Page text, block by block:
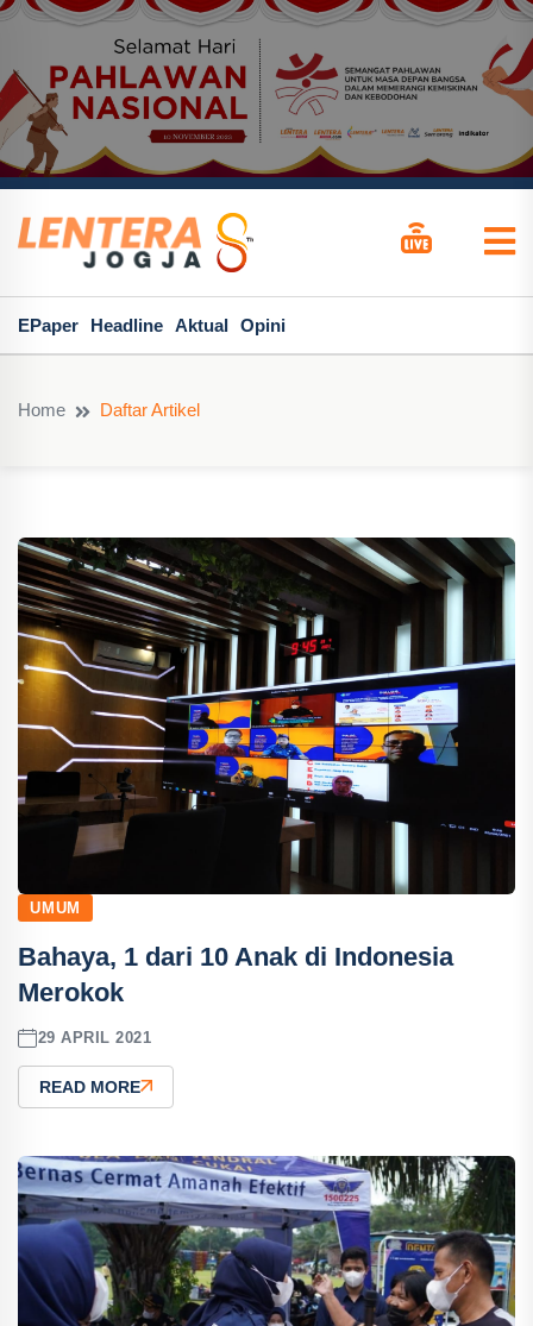
EPaper Headline Aktual Opini
Home Daftar Artikel
UMUM
Bahaya, 1 dari 10 Anak di Indonesia
Merokok
29 APRIL 2021
READ MORE